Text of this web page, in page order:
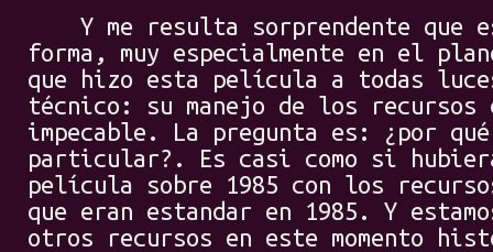
Y me resulta sorprendente que
forma, muy especialmente en el
que hizo esta película a todas
técnico: su manejo de los recursos
impecable. La pregunta es: ¿por
particular?. Es casi como si
película sobre 1985 con los
que eran estandar en 1985. Y
otros recursos en este momento